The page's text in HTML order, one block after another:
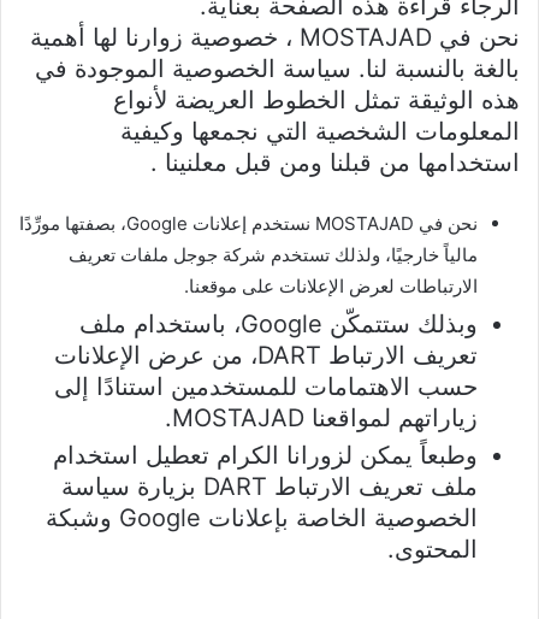
نحن في MOSTAJAD ، خصوصية زوارنا لها أهمية
بالغة بالنسبة لنا. سياسة الخصوصية الموجودة في
هذه الوثيقة تمثل الخطوط العريضة لأنواع
المعلومات الشخصية التي نجمعها وكيفية
استخدامها من قبلنا ومن قبل معلنينا .
نحن في MOSTAJAD نستخدم إعلانات Google، بصفتها مورِّدًا
مالياً خارجيًا، ولذلك تستخدم شركة جوجل ملفات تعريف
الارتباطات لعرض الإعلانات على موقعنا.
وبذلك ستتمكّن Google، باستخدام ملف
تعريف الارتباط DART، من عرض الإعلانات
حسب الاهتمامات للمستخدمين استنادًا إلى
زياراتهم لمواقعنا MOSTAJAD.
وطبعاً يمكن لزورانا الكرام تعطيل استخدام
ملف تعريف الارتباط DART بزيارة سياسة
الخصوصية الخاصة بإعلانات Google وشبكة
المحتوى.